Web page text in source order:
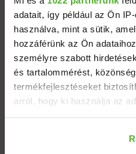
adatait, így például az Ön
használva, mint a sütik,
hozzáférünk az Ön
személyre szabott
és tartalommérést,
termékfejlesztéseket
arról, hogy ki használja az
Információgyűjtés az
Ingatlanok
Eladó házak
Eladó lakások
Települések